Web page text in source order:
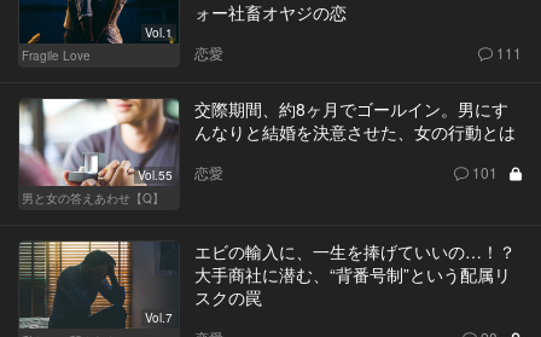
Vol.1
Fragile Love
ォー社畜オヤジの恋
恋愛 111
Vol.55
男と女の答えあわせ【Q】
交際期間、約8ヶ月でゴールイン。男にす
んなりと結婚を決意させた、女の行動とは
恋愛 101
Vol.7
エビの輸入に、一生を捧げていいの…！？
大手商社に潜む、“背番号制”という配属リ
スクの罠